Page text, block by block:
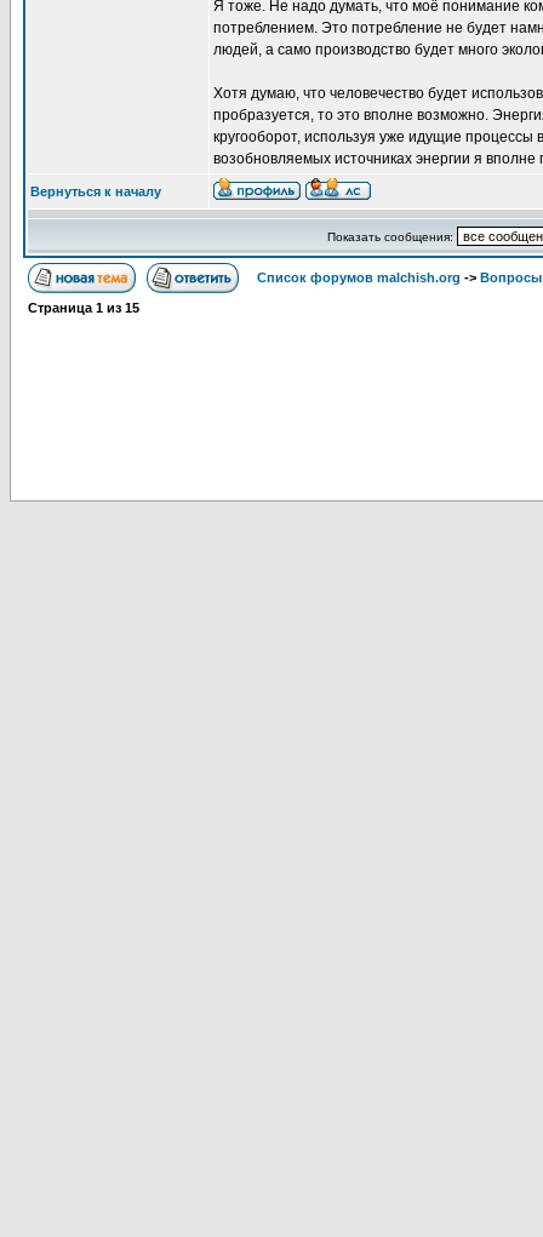
Я тоже. Не надо думать, что моё понимание
потреблением. Это потребление не будет
людей, а само производство будет много
Хотя думаю, что человечество будет
пробразуется, то это вполне возможно.
кругооборот, используя уже идущие
возобновляемых источниках энергии я
Вернуться к началу
Показать сообщения:
Список форумов malchish.org -> Вопросы
Страница 1 из 15